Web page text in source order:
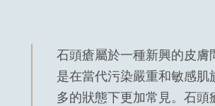
石頭瘡屬於一種新興的皮膚
是在當代污染嚴重和敏感肌
多的狀態下更加常見。石頭